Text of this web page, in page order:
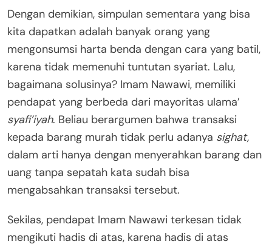
Dengan demikian, simpulan sementara yang bisa
kita dapatkan adalah banyak orang yang
mengonsumsi harta benda dengan cara yang batil,
karena tidak memenuhi tuntutan syariat. Lalu,
bagaimana solusinya? Imam Nawawi, memiliki
pendapat yang berbeda dari mayoritas ulama’
syafi’iyah. Beliau berargumen bahwa transaksi
kepada barang murah tidak perlu adanya sighat,
dalam arti hanya dengan menyerahkan barang dan
uang tanpa sepatah kata sudah bisa
mengabsahkan transaksi tersebut.
Sekilas, pendapat Imam Nawawi terkesan tidak
mengikuti hadis di atas, karena hadis di atas